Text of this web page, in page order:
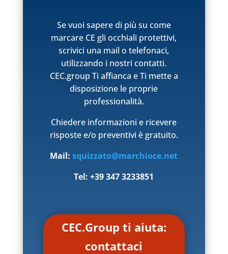
Se vuoi sapere di più su come
marcare CE gli occhiali protettivi,
scrivici una mail o telefonaci,
utilizzando i nostri contatti.
CEC.group Ti affianca e Ti mette a
disposizione le proprie
professionalità.
Chiedere informazioni e ricevere
risposte e/o preventivi è gratuito.
Mail:squizzato@marchioce.net
Tel: +39 347 3233851
CEC.Group ti aiuta:
contattaci